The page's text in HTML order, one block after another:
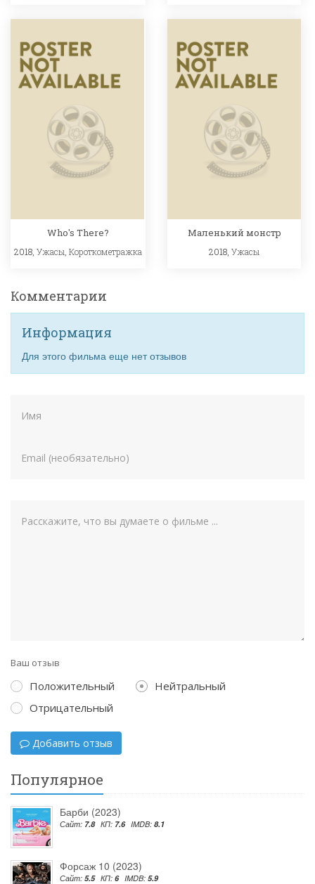
Who's There?
2018, Ужасы Короткометражка
Маленький монстр
2018,Ужасы
Комментарии
Информация
Для этого фильма еще нет отзывов
Ваш отзыв
Положительный
Нейтральный
Отрицательный
Добавить отзыв
Популярное
Барби (2023)
Сайт: 7.8 КП: 7.6 IMDB: 8.1
Форсаж 10 (2023)
Сайт: 5.5 КП: 6 IMDB: 5.9